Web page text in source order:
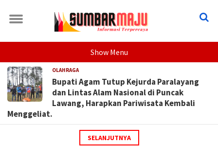
Show Menu
OLAHRAGA
Bupati Agam Tutup Kejurda Paralayang
dan Lintas Alam Nasional di Puncak
Lawang, Harapkan Pariwisata Kembali
Menggeliat.
SELANJUTNYA